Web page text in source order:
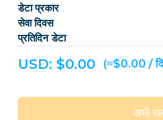
डेटा प्रकार
सेवा दिवस
प्रतिदिन डेटा
USD: $0.00 (≈$0.00 /
अभी